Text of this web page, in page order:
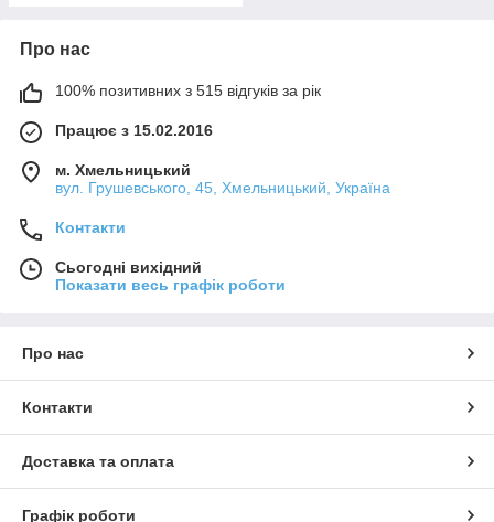
Про нас
100% позитивних з 515 відгуків за рік
Працює з 15.02.2016
м. Хмельницький
вул. Грушевського, 45, Хмельницький, Україна
Контакти
Сьогодні вихідний
Показати весь графік роботи
Про нас
Контакти
Доставка та оплата
Графік роботи